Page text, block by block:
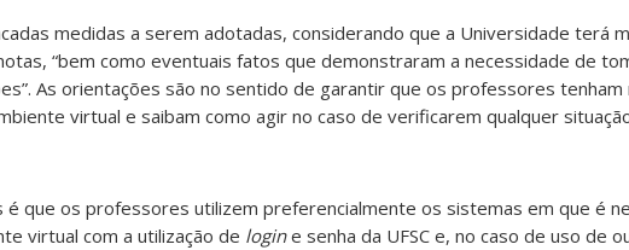
medidas a serem adotadas, considerando que a Universidade terá
“bem como eventuais fatos que demonstraram a necessidade de
As orientações são no sentido de garantir que os professores
virtual e saibam como agir no caso de verificarem qualquer
é que os professores utilizem preferencialmente os sistemas em que é
virtual com a utilização de logine senha da UFSC e, no caso de uso de